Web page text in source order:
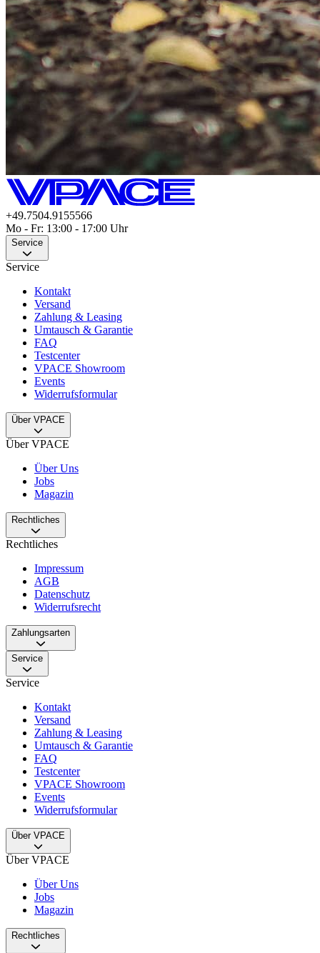
+49.7504.9155566
Mo - Fr: 13:00 - 17:00 Uhr
Service
Service
Kontakt
Versand
Zahlung & Leasing
Umtausch & Garantie
FAQ
Testcenter
VPACE Showroom
Events
Widerrufsformular
Über VPACE
Über VPACE
Über Uns
Jobs
Magazin
Rechtliches
Rechtliches
Impressum
AGB
Datenschutz
Widerrufsrecht
Zahlungsarten
Service
Service
Kontakt
Versand
Zahlung & Leasing
Umtausch & Garantie
FAQ
Testcenter
VPACE Showroom
Events
Widerrufsformular
Über VPACE
Über VPACE
Über Uns
Jobs
Magazin
Rechtliches